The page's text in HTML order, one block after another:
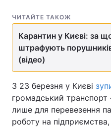
ЧИТАЙТЕ ТАКОЖ
Карантин у Києві: за
штрафують
(відео)
З 23 березня у Києві
громадський
лише для перевезення
роботу на